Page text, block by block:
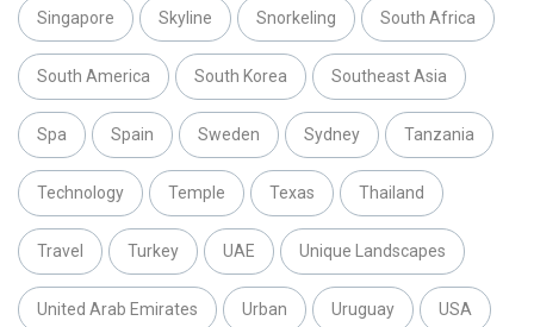
Singapore Skyline Snorkeling South Africa
South America South Korea Southeast Asia
Spa Spain Sweden Sydney Tanzania
Technology Temple Texas Thailand
Travel Turkey UAE Unique Landscapes
United Arab Emirates Urban Uruguay USA